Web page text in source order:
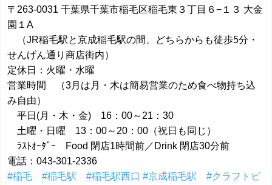
〒263-0031 千葉県千葉市稲毛区稲毛東３丁目６−１３ 大金
園１A
（JR稲毛駅と京成稲毛駅の間、どちらからも徒歩5分・
せんげん通り商店街内）
定休日：火曜・水曜
営業時間 （3月は月・木は簡易営業のため食べ物持ち込
み自由）
平日(月・木・金) 16：00～21：30
土曜・日曜 13：00～20：00（祝日も同じ）
ﾗｽﾄｵｰﾀﾞｰ Food 閉店1時間前／Drink 閉店30分前
電話：043-301-2336
#稲毛 #稲毛駅 #稲毛駅西口 #京成稲毛駅 #クラフトビ